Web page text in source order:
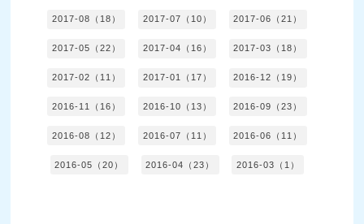
2017-08（18） 2017-07（10） 2017-06（21）
2017-05（22） 2017-04（16） 2017-03（18）
2017-02（11） 2017-01（17） 2016-12（19）
2016-11（16） 2016-10（13） 2016-09（23）
2016-08（12） 2016-07（11） 2016-06（11）
2016-05（20） 2016-04（23） 2016-03（1）